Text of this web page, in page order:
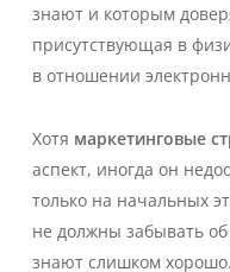
знают и которым
присутствующая в
в отношении
Хотя маркетинговые
аспект, иногда он
только на начальных
не должны забывать
знают слишком хорошо.